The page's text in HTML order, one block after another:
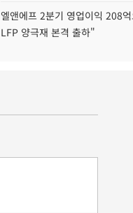
엘앤에프 2분기 영업이익 208
LFP 양극재 본격 출하"